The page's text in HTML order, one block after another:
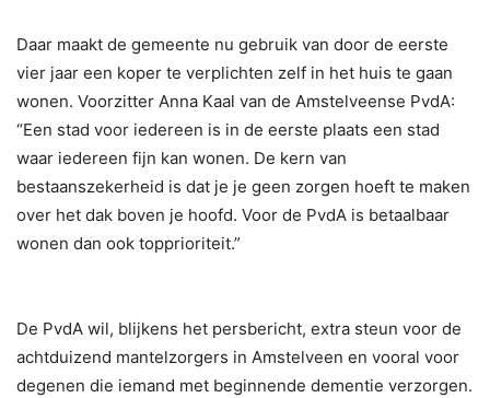
Daar maakt de gemeente nu gebruik van door de eerste
vier jaar een koper te verplichten zelf in het huis te gaan
wonen. Voorzitter Anna Kaal van de Amstelveense PvdA:
“Een stad voor iedereen is in de eerste plaats een stad
waar iedereen fijn kan wonen. De kern van
bestaanszekerheid is dat je je geen zorgen hoeft te maken
over het dak boven je hoofd. Voor de PvdA is betaalbaar
wonen dan ook topprioriteit.”
De PvdA wil, blijkens het persbericht, extra steun voor de
achtduizend mantelzorgers in Amstelveen en vooral voor
degenen die iemand met beginnende dementie verzorgen.